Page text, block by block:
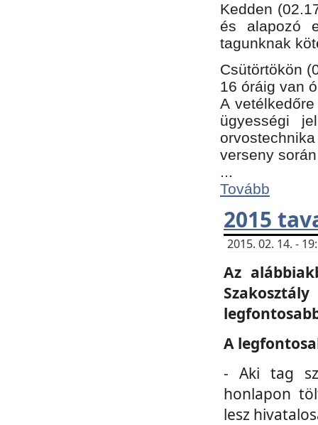
Kedden
és alapozó
tagunknak
Csütörtökön
16 óráig van
A
ügyességi
verseny
...
Tovább
2015
2015. 02. 14. -
Az
A
- Aki tag
honlapon
lesz